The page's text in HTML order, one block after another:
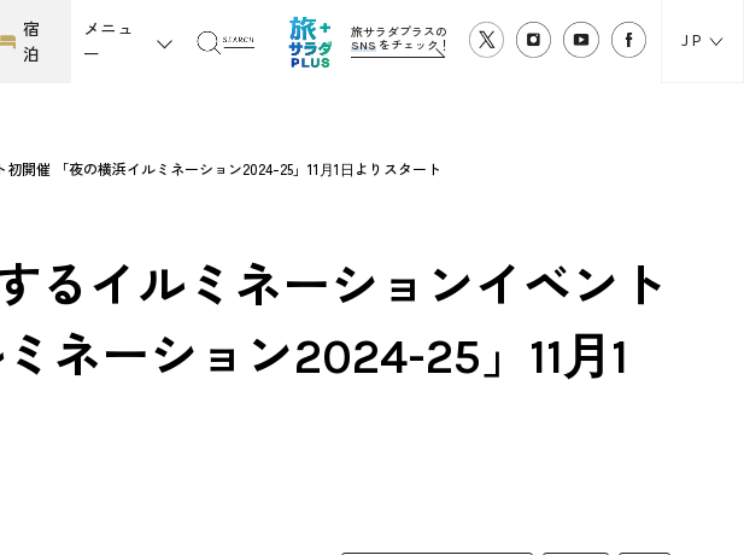
宿
泊
メニュ
ー
旅サラダプラスの
SNS をチェック！ JP
開催 「夜の横浜イルミネーション2024-25」11⽉1⽇よりスタート
るイルミネーションイベント
ネーション2024-25」11⽉1